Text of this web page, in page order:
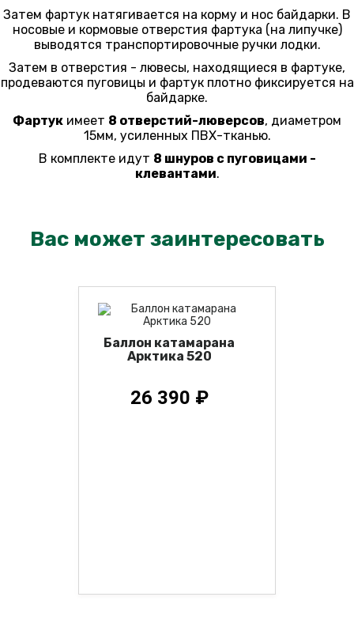
Затем фартук натягивается на корму и нос байдарки. В
носовые и кормовые отверстия фартука (на липучке)
выводятся транспортировочные ручки лодки.
Затем в отверстия - лювесы, находящиеся в фартуке,
продеваются пуговицы и фартук плотно фиксируется на
байдарке.
Фартук имеет 8 отверстий-люверсов, диаметром
15мм, усиленных ПВХ-тканью.
В комплекте идут 8 шнуров с пуговицами -
клевантами.
Вас может заинтересовать
Баллон катамарана
Арктика 520
26 390 ₽